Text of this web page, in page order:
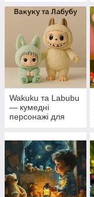
Wakuku та Labubu
— кумедні
персонажі для